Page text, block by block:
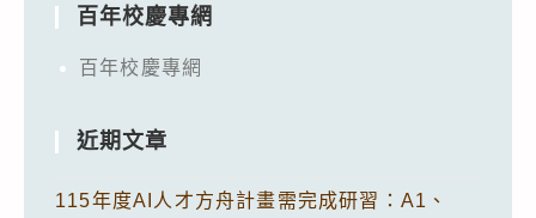
百年校慶專網
百年校慶專網
近期文章
115年度AI人才方舟計畫需完成研習：A1、